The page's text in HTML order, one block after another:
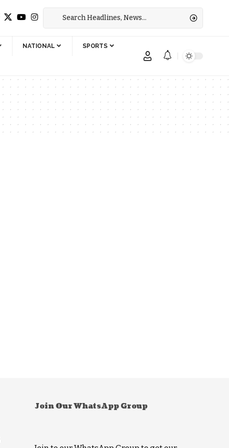
NATIONAL SPORTS
Join Our WhatsApp Group